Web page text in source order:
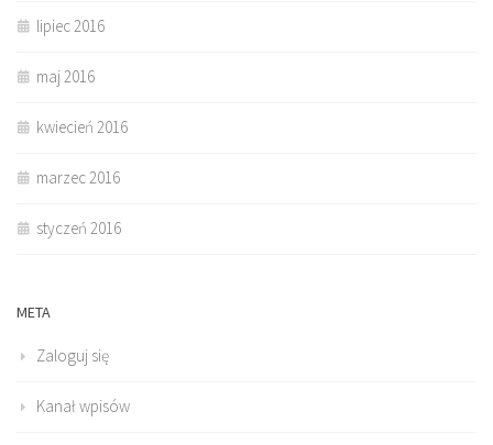
lipiec 2016
maj 2016
kwiecień 2016
marzec 2016
styczeń 2016
META
Zaloguj się
Kanał wpisów